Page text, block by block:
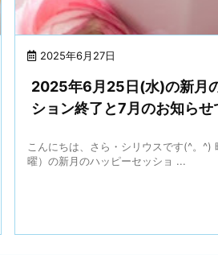
2025年6月27日
2025年6月25日(水)の新月
ション終了と7月のお知らせ
こんにちは、さら・シリウスです(^。^)
曜）の新月のハッピーセッショ ...